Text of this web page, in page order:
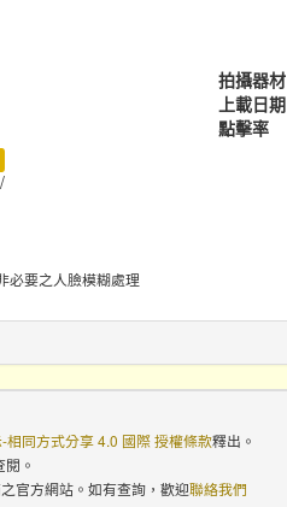
拍攝器材
上載日期
點擊率
必要之人臉模糊處理
相同方式分享 4.0 國際 授權條款釋出。
閱。
官方網站。如有查詢，歡迎聯絡我們